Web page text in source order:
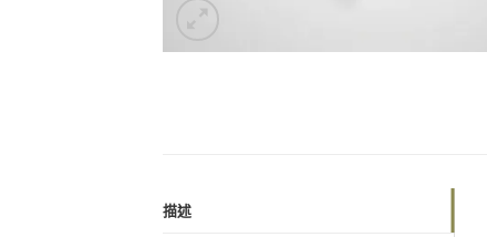
描述